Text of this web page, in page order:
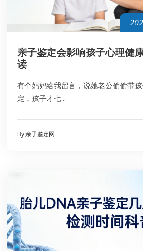
亲子鉴定会影响孩子心理健
读
有个妈妈给我留言，说她老公偷偷带
定，孩子才七...
By 亲子鉴定网